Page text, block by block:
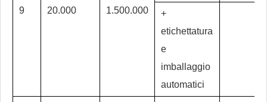
9 20.000 1.500.000
+
etichettatura
e
imballaggio
automatici